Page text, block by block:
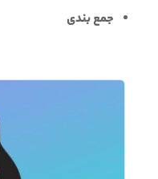
جمع بندی